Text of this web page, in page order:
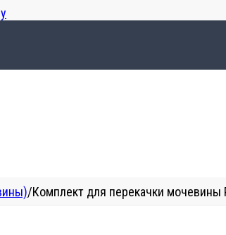
/Комплект для перекачки